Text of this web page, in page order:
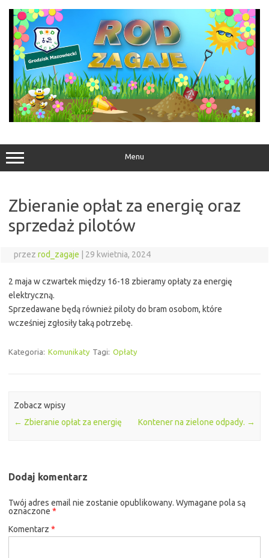
treści
Menu
Zbieranie opłat za energię oraz
sprzedaż pilotów
przez rod_zagaje 29 kwietnia, 2024
2 maja w czwartek między 16-18 zbieramy opłaty za energię
elektryczną.
Sprzedawane będą również piloty do bram osobom, które
wcześniej zgłosiły taką potrzebę.
Kategoria: Komunikaty Tagi: Opłaty
Zobacz wpisy
← Zbieranie opłat za energię Kontener na zielone odpady. →
Dodaj komentarz
Twój adres email nie zostanie opublikowany. Wymagane pola są
oznaczone *
Komentarz *